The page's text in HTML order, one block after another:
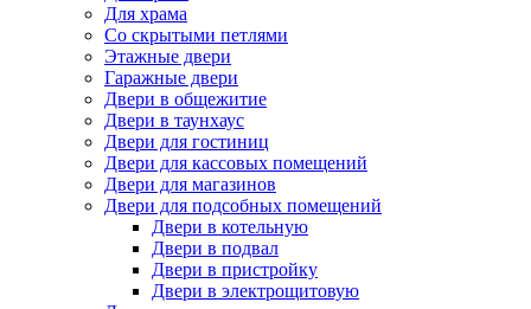
Для храма
Со скрытыми петлями
Этажные двери
Гаражные двери
Двери в общежитие
Двери в таунхаус
Двери для гостиниц
Двери для кассовых помещений
Двери для магазинов
Двери для подсобных помещений
Двери в котельную
Двери в подвал
Двери в пристройку
Двери в электрощитовую